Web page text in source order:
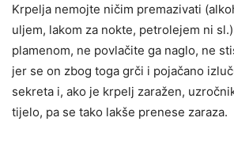
Krpelja nemojte ničim premazivati
uljem, lakom za nokte, petrolejem ni
plamenom, ne povlačite ga naglo, ne
jer se on zbog toga grči i pojačano
sekreta i, ako je krpelj zaražen,
tijelo, pa se tako lakše prenese zaraza.